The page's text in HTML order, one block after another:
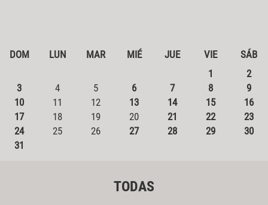
DOM LUN MAR MIÉ JUE VIE
SÁB
1
2
3
4 5 6 7 8
9
10
11 12 13 14 15
16
17
18 19 20 21 22
23
24
25 26 27 28 29
30
31
TODAS